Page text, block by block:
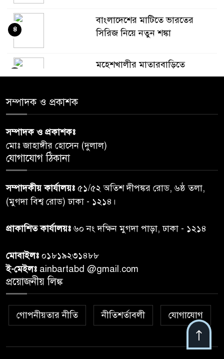
বাংলাদেশের মাটিতে ভারতের
সিরিজ নিয়ে নতুন শঙ্কা
৪
মহেশখালীর মাতারবাড়িতে
পৌঁছেছেন প্রধানমন্ত্রী
৬
গাজার ধ্বংসস্তূপে মিলল আরও ১৯
৭
কুলাউড়া সীমান্তে বিএসএফের
৮
নেওয়ার পর ভারতীয় নাগরিক আটক
৯
১০
সম্পাদক ও প্রকাশক
সম্পাদক ও প্রকাশকঃ
মোঃ জাহাঙ্গীর হোসেন (দুলাল)
যোগাযোগ ঠিকানা
সম্পাদকীয় কার্যালয়ঃ ৫১/৫২ অতিশ দীপঙ্কর রোড, ৬ষ্ঠ তলা,
(মুগদা বিশ্ব রোড) ঢাকা - ১২১৪।
প্রাকাশিত কার্যালয়ঃ৬০ নং দক্ষিন মুগদা পাড়া, ঢাকা - ১২১৪
মোবাইলঃ ০১৮১৯২৩১৪৮৮
ই-মেইলঃ ainbartabd @gmail.com
প্রয়োজনীয় লিঙ্ক
গোপনীয়তার নীতি নীতিশর্তাবলী যোগাযোগ